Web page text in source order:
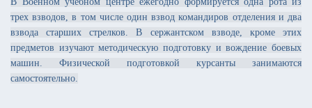
трех взводов, в том числе один взвод командиров отделения и два
взвода старших стрелков. В сержантском взводе, кроме этих
предметов изучают методическую подготовку и вождение боевых
машин. Физической подготовкой курсанты занимаются
самостоятельно.